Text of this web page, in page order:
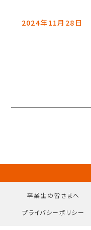
2024年11月28日
卒業生の皆さまへ
プライバシーポリシー